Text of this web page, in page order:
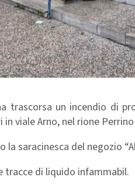
trascorsa un incendio di
viale Arno, nel rione
la saracinesca del negozio
di liquido infammabil.